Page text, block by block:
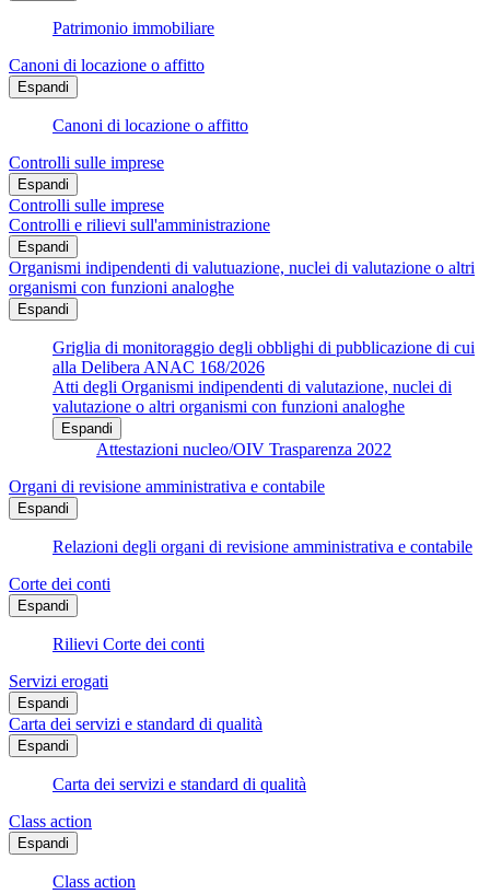
Patrimonio immobiliare
Canoni di locazione o affitto
Espandi
Canoni di locazione o affitto
Controlli sulle imprese
Espandi
Controlli sulle imprese
Controlli e rilievi sull'amministrazione
Espandi
Organismi indipendenti di valutuazione, nuclei di valutazione o altri
organismi con funzioni analoghe
Espandi
Griglia di monitoraggio degli obblighi di pubblicazione di cui
alla Delibera ANAC 168/2026
Atti degli Organismi indipendenti di valutazione, nuclei di
valutazione o altri organismi con funzioni analoghe
Espandi
Attestazioni nucleo/OIV Trasparenza 2022
Organi di revisione amministrativa e contabile
Espandi
Relazioni degli organi di revisione amministrativa e contabile
Corte dei conti
Espandi
Rilievi Corte dei conti
Servizi erogati
Espandi
Carta dei servizi e standard di qualità
Espandi
Carta dei servizi e standard di qualità
Class action
Espandi
Class action